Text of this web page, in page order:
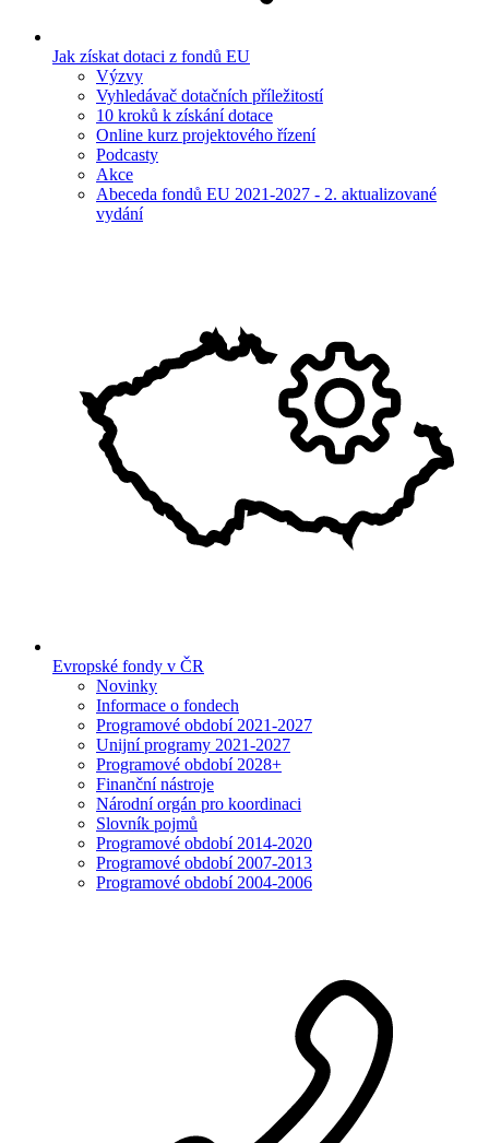
Jak získat dotaci z fondů EU
Výzvy
Vyhledávač dotačních příležitostí
10 kroků k získání dotace
Online kurz projektového řízení
Podcasty
Akce
Abeceda fondů EU 2021-2027 - 2. aktualizované
vydání
Evropské fondy v ČR
Novinky
Informace o fondech
Programové období 2021-2027
Unijní programy 2021-2027
Programové období 2028+
Finanční nástroje
Národní orgán pro koordinaci
Slovník pojmů
Programové období 2014-2020
Programové období 2007-2013
Programové období 2004-2006